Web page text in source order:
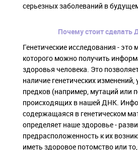
серьезных заболеваний в
Почему стоит сделать
Генетические исследования -
которого можно получить
здоровья человека. Это
наличие генетических
предков (например, мутаций или
происходящих в нашей ДНК.
содержащаяся в генетическом
определяет наше здоровье -
предрасположенность к их
иметь здоровое потомство или